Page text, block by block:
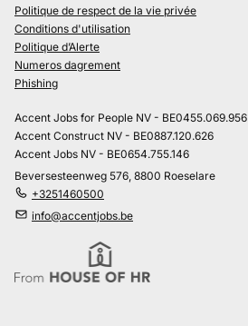
Politique de respect de la vie privée
Conditions d'utilisation
Politique d’Alerte
Numeros dagrement
Phishing
Accent Jobs for People NV - BE0455.069.956
Accent Construct NV - BE0887.120.626
Accent Jobs NV - BE0654.755.146
Beversesteenweg 576, 8800 Roeselare
+3251460500
info@accentjobs.be